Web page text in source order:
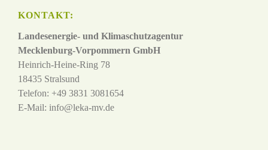
KONTAKT:
Landesenergie- und Klimaschutzagentur
Mecklenburg-Vorpommern GmbH
Heinrich-Heine-Ring 78
18435 Stralsund
Telefon: +49 3831 3081654
E-Mail: info@leka-mv.de